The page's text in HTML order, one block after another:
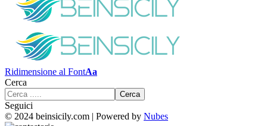
Ridimensione al FontAa
Cerca
Seguici
© 2024 beinsicily.com | Powered by Nubes